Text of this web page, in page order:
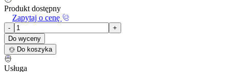
Produkt dostępny
Zapytaj o cenę
-
+
Do wyceny
Do koszyka
Usługa